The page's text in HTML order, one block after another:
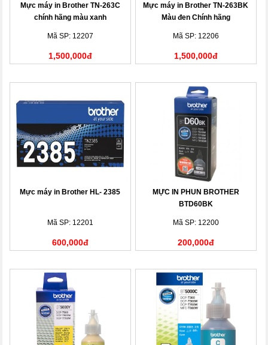
Mực máy in Brother TN-263C
chính hãng màu xanh
Mã SP: 12207
1,500,000đ
Mực máy in Brother TN-263BK
Màu đen Chính hãng
Mã SP: 12206
1,500,000đ
Mực máy in Brother HL- 2385
Mã SP: 12201
600,000đ
MỰC IN PHUN BROTHER
BTD60BK
Mã SP: 12200
200,000đ